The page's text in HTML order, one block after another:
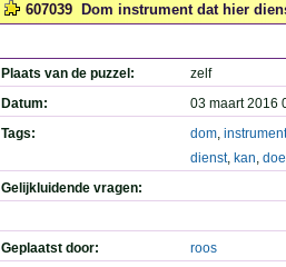
607039 Dom instrument dat hier
Plaats van de puzzel:
zelf
Datum:
03 maart 2016
Tags:
dom, instrument
dienst, kan,
Gelijkluidende vragen:
Geplaatst door: roos